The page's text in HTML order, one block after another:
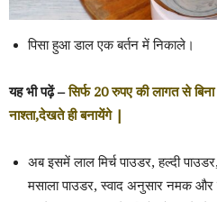
पिसा हुआ डाल एक बर्तन में निकाले।
यह भी पढ़ें – सिर्फ 20 रुपए की लागत से
नाश्ता,देखते ही बनायेंगे |
अब इसमें लाल मिर्च पाउडर, हल्दी
मसाला पाउडर, स्वाद अनुसार नमक और